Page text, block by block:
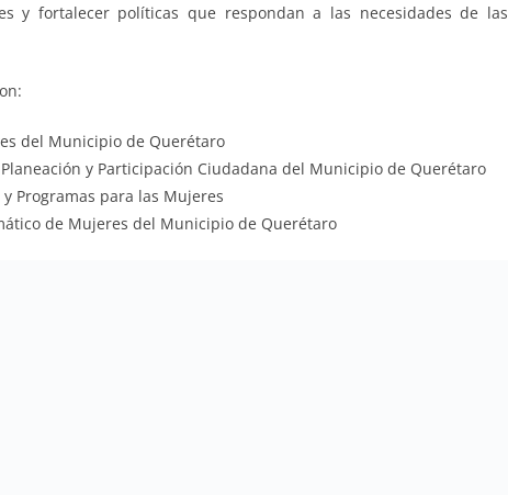
y fortalecer políticas que respondan a las necesidades de las
del Municipio de Querétaro
y Participación Ciudadana del Municipio de Querétaro
Programas para las Mujeres
de Mujeres del Municipio de Querétaro